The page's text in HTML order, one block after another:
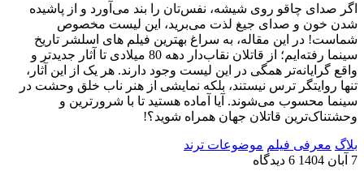
اگر صدای چاقو روی شیشه، نفس‌تان را بند می‌آورد و از پاشیده
شدن خون و صدای جیغ لذت می‌برید، این لیست مخصوص
شماست! در این مقاله، به سراغ بهترین فیلم‌ های اسلشر تاریخ
سینما رفته‌ایم؛ از قاتلان نقاب‌دار دهه‌ 80 میلادی تا آثار جدیدتر و
واقع گرایانه‌تر همگی در این لیست وجود دارند. هر یک از این آثار،
تنها روایتگر ترس نیستند، بلکه نمایشی از هنر ناب خلق وحشت در
سینما محسوب می‌شوند. آیا آماده هستید تا با شرورترین و
وحشتناک‌ترین قاتلان جهان همراه شوید؟!
بلاگ معرفی فیلم موضوعات ترند
7 آبان 1404
6 دیدگاه